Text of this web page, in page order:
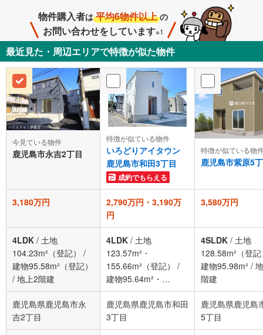
物件購入者は 平均6物件以上 の
お問い合わせをしています※1
最近見た・周辺エリアで特徴が似た物件
今見ている物件
鹿児島市永吉2丁目
特徴が似ている物件
いろどりアイタウン
鹿児島市和田3丁目
成約でもらえる
特徴が似ている物
鹿児島市紫原5
3,180万円
2,790万円・3,190万
円
3,580万円
4LDK / 土地
104.23m²（登記）
/
建物95.58m²（登記）
/ 地上2階建
4LDK / 土地
123.57m²・
155.66m²（登記）
/
建物95.64m²・
102.68m²（登記）/2
階建て
4SLDK / 土地
128.58m²（登
建物95.98m² /
階建
鹿児島県鹿児島市永
吉2丁目
鹿児島県鹿児島市和田
3丁目
鹿児島県鹿児島
5丁目